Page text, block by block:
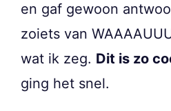
en gaf gewoon
zoiets van
wat ik zeg. Dit is zo
ging het snel.